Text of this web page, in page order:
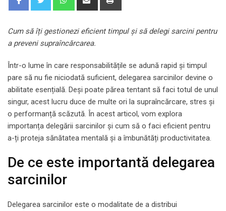
Cum să îți gestionezi eficient timpul și să delegi sarcini pentru
a preveni supraîncărcarea.
Într-o lume în care responsabilitățile se adună rapid și timpul
pare să nu fie niciodată suficient, delegarea sarcinilor devine o
abilitate esențială. Deși poate părea tentant să faci totul de unul
singur, acest lucru duce de multe ori la supraîncărcare, stres și
o performanță scăzută. În acest articol, vom explora
importanța delegării sarcinilor și cum să o faci eficient pentru
a-ți proteja sănătatea mentală și a îmbunătăți productivitatea.
De ce este importantă delegarea
sarcinilor
Delegarea sarcinilor este o modalitate de a distribui